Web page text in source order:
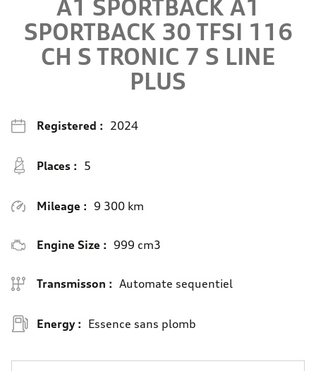
A1 SPORTBACK A1
SPORTBACK 30 TFSI 116
CH S TRONIC 7 S LINE
PLUS
Registered : 2024
Places : 5
Mileage : 9 300 km
Engine Size : 999 cm3
Transmisson : Automate sequentiel
Energy : Essence sans plomb